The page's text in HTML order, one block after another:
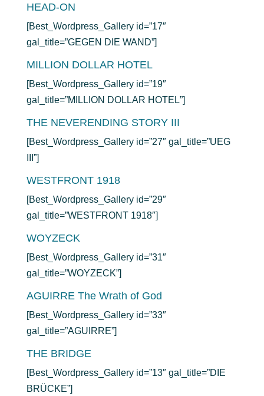
HEAD-ON
[Best_Wordpress_Gallery id=”17″
gal_title=”GEGEN DIE WAND”]
MILLION DOLLAR HOTEL
[Best_Wordpress_Gallery id=”19″
gal_title=”MILLION DOLLAR HOTEL”]
THE NEVERENDING STORY III
[Best_Wordpress_Gallery id=”27″ gal_title=”UEG
III”]
WESTFRONT 1918
[Best_Wordpress_Gallery id=”29″
gal_title=”WESTFRONT 1918″]
WOYZECK
[Best_Wordpress_Gallery id=”31″
gal_title=”WOYZECK”]
AGUIRRE The Wrath of God
[Best_Wordpress_Gallery id=”33″
gal_title=”AGUIRRE”]
THE BRIDGE
[Best_Wordpress_Gallery id=”13″ gal_title=”DIE
BRÜCKE”]